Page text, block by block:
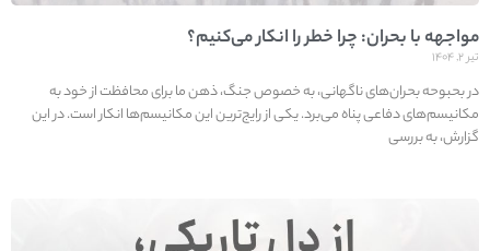
مواجهه با بحران: چرا خطر را انکار می‌کنیم؟
تیر ۲, ۱۴۰۴
در بحبوحه بحران‌های ناگهانی، به خصوص جنگ، ذهن ما برای محافظت از خود به
مکانیسم‌های دفاعی پناه می‌برد. یکی از رایج‌ترین این مکانیسم‌ها انکار است. در این
گزارش، به بررسی